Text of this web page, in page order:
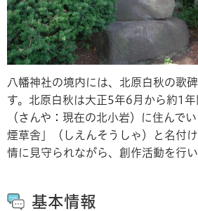
八幡神社の境内には、北原白秋の歌
す。北原白秋は大正5年6月から約1
（さんや：現在の北小岩）に住んで
煙草舎」（しえんそうしゃ）と名付
情に見守られながら、創作活動を行い
基本情報